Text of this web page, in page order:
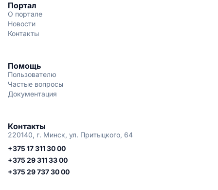
Портал
О портале
Новости
Контакты
Помощь
Пользователю
Частые вопросы
Документация
Контакты
220140, г. Минск, ул. Притыцкого, 64
+375 17 311 30 00
+375 29 311 33 00
+375 29 737 30 00